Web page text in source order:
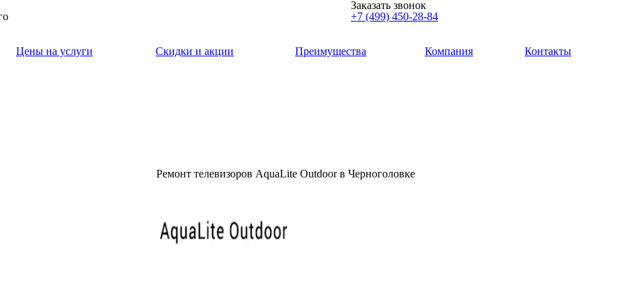
Заказать звонок
+7 (499) 450-28-84
Цены на услуги Скидки и акции Преимущества Компания Контакты
Ремонт телевизоров AquaLite Outdoor в Черноголовке